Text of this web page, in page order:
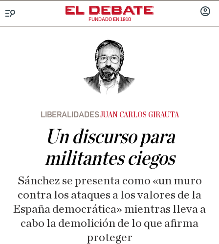
FUNDADO EN 1910
LIBERALIDADESJUAN CARLOS GIRAUTA
Un discurso para
militantes ciegos
Sánchez se presenta como «un muro
contra los ataques a los valores de la
España democrática» mientras lleva a
cabo la demolición de lo que afirma
proteger